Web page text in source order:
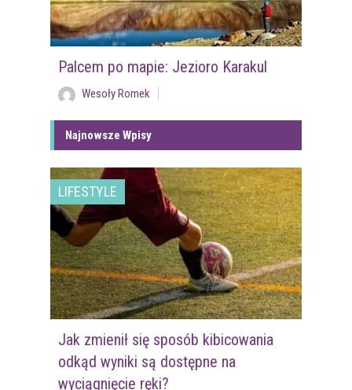
Palcem po mapie: Jezioro Karakul
Wesoły Romek
Najnowsze Wpisy
LIFESTYLE
Jak zmienił się sposób kibicowania
odkąd wyniki są dostępne na
wyciągnięcie ręki?